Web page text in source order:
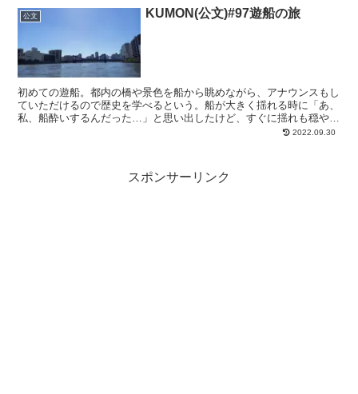
公文 KUMON(公文)#97遊船の旅
初めての遊船。都内の橋や景色を船から眺めながら、アナウンスもし
ていただけるので歴史を学べるという。船が大きく揺れる時に「あ、
私、船酔いするんだった…」と思い出したけど、すぐに揺れも穏やか
になり、乗り切ることができてほっと一安心。子ども達から...2022.09.30
スポンサーリンク